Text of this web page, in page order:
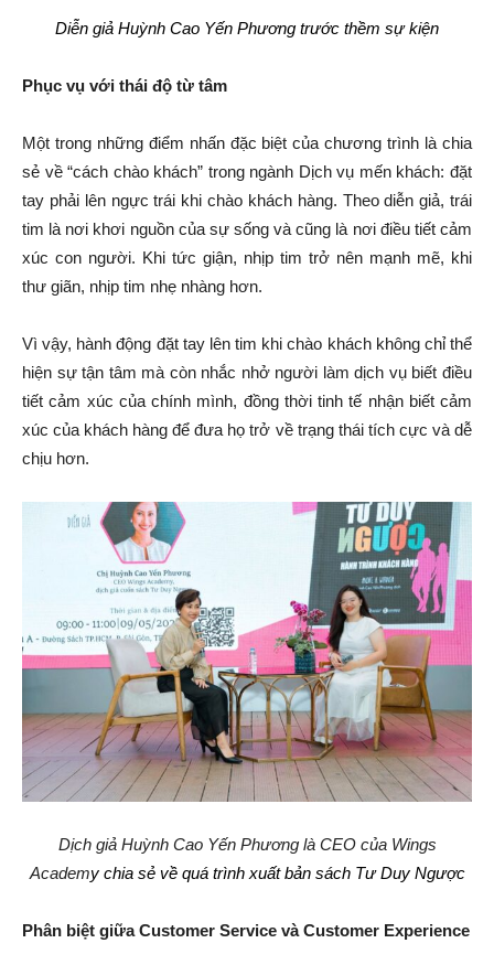
Diễn giả Huỳnh Cao Yến Phương trước thềm sự kiện
Phục vụ với thái độ từ tâm
Một trong những điểm nhấn đặc biệt của chương trình là chia
sẻ về “cách chào khách” trong ngành Dịch vụ mến khách: đặt
tay phải lên ngực trái khi chào khách hàng. Theo diễn giả, trái
tim là nơi khơi nguồn của sự sống và cũng là nơi điều tiết cảm
xúc con người. Khi tức giận, nhịp tim trở nên mạnh mẽ, khi
thư giãn, nhịp tim nhẹ nhàng hơn.
Vì vậy, hành động đặt tay lên tim khi chào khách không chỉ thể
hiện sự tận tâm mà còn nhắc nhở người làm dịch vụ biết điều
tiết cảm xúc của chính mình, đồng thời tinh tế nhận biết cảm
xúc của khách hàng để đưa họ trở về trạng thái tích cực và dễ
chịu hơn.
Dịch giả Huỳnh Cao Yến Phương là CEO của Wings
Academy chia sẻ về quá trình xuất bản sách Tư Duy Ngược
Phân biệt giữa Customer Service và Customer Experience